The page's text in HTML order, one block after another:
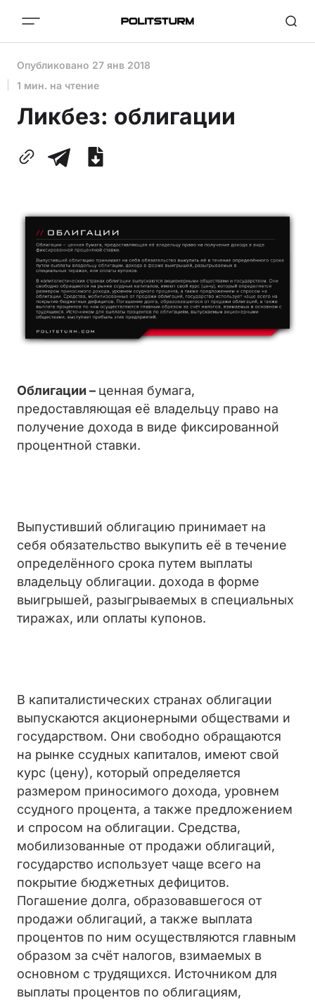
Опубликовано 27 янв 2018
1 мин. на чтение
Ликбез: облигации
Облигации – ценная бумага,
предоставляющая её владельцу право на
получение дохода в виде фиксированной
процентной ставки.
Выпустивший облигацию принимает на
себя обязательство выкупить её в течение
определённого срока путем выплаты
владельцу облигации. дохода в форме
выигрышей, разыгрываемых в специальных
тиражах, или оплаты купонов.
В капиталистических странах облигации
выпускаются акционерными обществами и
государством. Они свободно обращаются
на рынке ссудных капиталов, имеют свой
курс (цену), который определяется
размером приносимого дохода, уровнем
ссудного процента, а также предложением
и спросом на облигации. Средства,
мобилизованные от продажи облигаций,
государство использует чаще всего на
покрытие бюджетных дефицитов.
Погашение долга, образовавшегося от
продажи облигаций, а также выплата
процентов по ним осуществляются главным
образом за счёт налогов, взимаемых в
основном с трудящихся. Источником для
выплаты процентов по облигациям,